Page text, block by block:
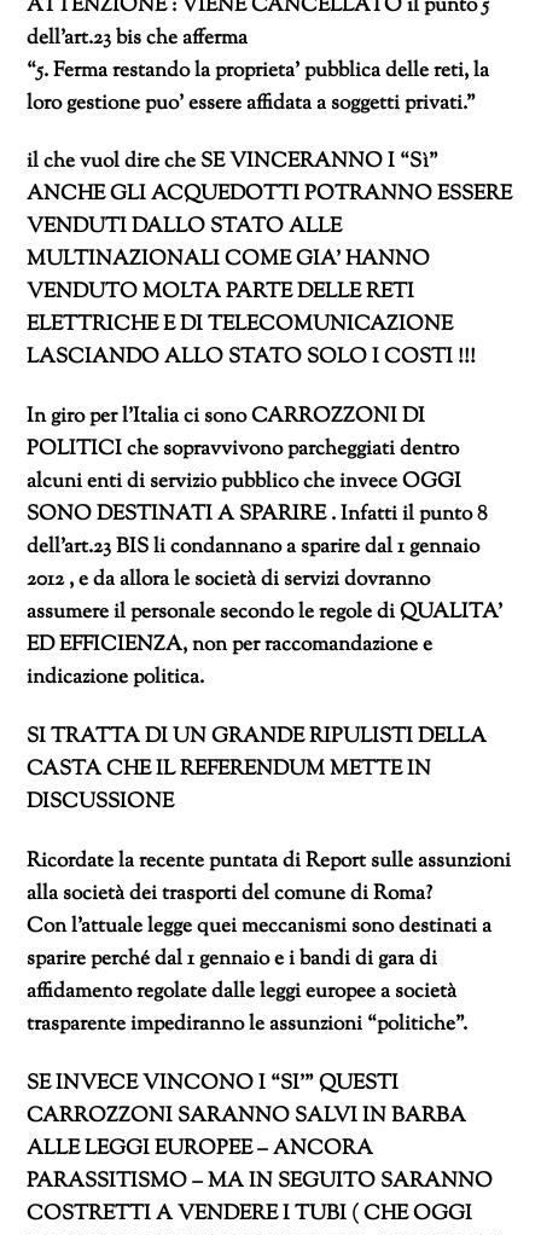
dell’art.23 bis che afferma
“5. Ferma restando la proprieta’ pubblica delle reti, la
loro gestione puo’ essere affidata a soggetti privati.”
il che vuol dire che SE VINCERANNO I “Sì”
ANCHE GLI ACQUEDOTTI POTRANNO ESSERE
VENDUTI DALLO STATO ALLE
MULTINAZIONALI COME GIA’ HANNO
VENDUTO MOLTA PARTE DELLE RETI
ELETTRICHE E DI TELECOMUNICAZIONE
LASCIANDO ALLO STATO SOLO I COSTI !!!
In giro per l’Italia ci sono CARROZZONI DI
POLITICI che sopravvivono parcheggiati dentro
alcuni enti di servizio pubblico che invece OGGI
SONO DESTINATI A SPARIRE . Infatti il punto 8
dell’art.23 BIS li condannano a sparire dal 1 gennaio
2012 , e da allora le società di servizi dovranno
assumere il personale secondo le regole di QUALITA’
ED EFFICIENZA, non per raccomandazione e
indicazione politica.
SI TRATTA DI UN GRANDE RIPULISTI DELLA
CASTA CHE IL REFERENDUM METTE IN
DISCUSSIONE
Ricordate la recente puntata di Report sulle assunzioni
alla società dei trasporti del comune di Roma?
Con l’attuale legge quei meccanismi sono destinati a
sparire perché dal 1 gennaio e i bandi di gara di
affidamento regolate dalle leggi europee a società
trasparente impediranno le assunzioni “politiche”.
SE INVECE VINCONO I “SI’” QUESTI
CARROZZONI SARANNO SALVI IN BARBA
ALLE LEGGI EUROPEE – ANCORA
PARASSITISMO – MA IN SEGUITO SARANNO
COSTRETTI A VENDERE I TUBI ( CHE OGGI